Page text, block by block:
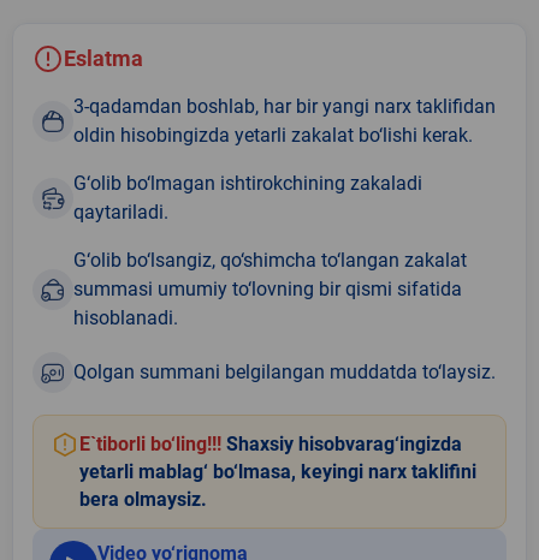
Eslatma
3-qadamdan boshlab, har bir yangi narx taklifidan
oldin hisobingizda yetarli zakalat bo‘lishi kerak.
G‘olib bo‘lmagan ishtirokchining zakaladi
qaytariladi.
G‘olib bo‘lsangiz, qo‘shimcha to‘langan zakalat
summasi umumiy to‘lovning bir qismi sifatida
hisoblanadi.
Qolgan summani belgilangan muddatda to‘laysiz.
E`tiborli bo‘ling!!! Shaxsiy hisobvarag‘ingizda
yetarli mablag‘ bo‘lmasa, keyingi narx taklifini
bera olmaysiz.
Video yo‘riqnoma